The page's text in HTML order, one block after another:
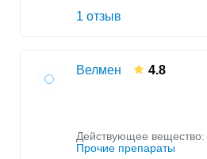
1 отзыв
Велмен 4.8
Действующее вещество:
Прочие препараты